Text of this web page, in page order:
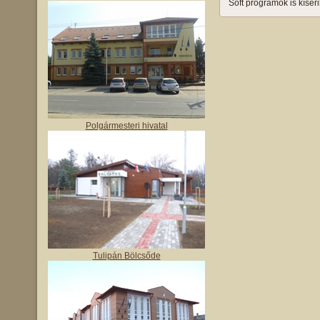
Polgármesteri hivatal
Tulipán Bölcsőde
Soft programok is